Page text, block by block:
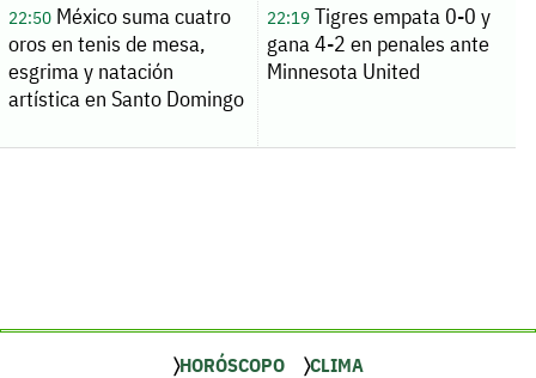
22:50México suma cuatro
oros en tenis de mesa,
esgrima y natación
artística en Santo Domingo
22:19Tigres empata 0-0 y
gana 4-2 en penales ante
Minnesota United
HORÓSCOPO CLIMA